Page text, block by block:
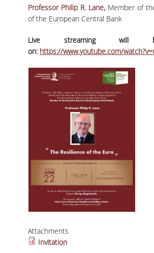
ΜΑΘΗΜΑΤΑ
ΚΑΤΕΥΘΥΝΣΕΙΣ ΣΠΟΥΔΩΝ
ΜΑΘΗΜΑΤΑ ΕΠΙΛΟΓΗΣ
ΤΜΗΜΑΤΑ
ΣΥΣΤΗΜΑ ΔΙΔΑΣΚΑΛΙΑΣ
ΥΠΟΣΤΗΡΙΞΗ ΣΠΟΥΔΩΝ
ΔΙΠΛΩΜΑΤΙΚΗ ΕΡΓΑΣΙΑ
ΓΕΝΙΚΕΣ ΠΛΗΡΟΦΟΡΙΕΣ
ΟΔΗΓΙΕΣ ΓΙΑ ΤΗ
ΣΤΟ ΜΑΘΗΜΑ
Professor Philip R. Lane,Member of
of the European Central Bank
Live streaming will
on: https://www.youtube.com/
Attachments
Invitation